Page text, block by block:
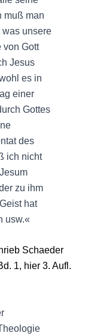
muß man
unsere
von Gott
Jesus
es in
einer
Gottes
des
ich nicht
zu ihm
hat
usw.«
Schaeder
1, hier 3. Aufl.